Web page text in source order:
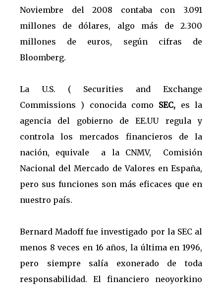
Noviembre del 2008 contaba con 3.091
millones de dólares, algo más de 2.300
millones de euros, según cifras de
Bloomberg.
La U.S. ( Securities and Exchange
Commissions ) conocida como SEC, es la
agencia del gobierno de EE.UU regula y
controla los mercados financieros de la
nación, equivale a la CNMV, Comisión
Nacional del Mercado de Valores en España,
pero sus funciones son más eficaces que en
nuestro país.
Bernard Madoff fue investigado por la SEC al
menos 8 veces en 16 años, la última en 1996,
pero siempre salía exonerado de toda
responsabilidad. El financiero neoyorkino